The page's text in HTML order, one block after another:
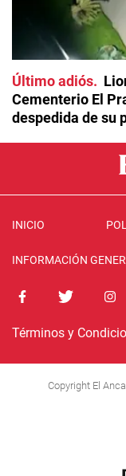
Último adiós
Cementerio El
despedida de su
INICIO
INFORMACIÓN
Términos y
Copyright El